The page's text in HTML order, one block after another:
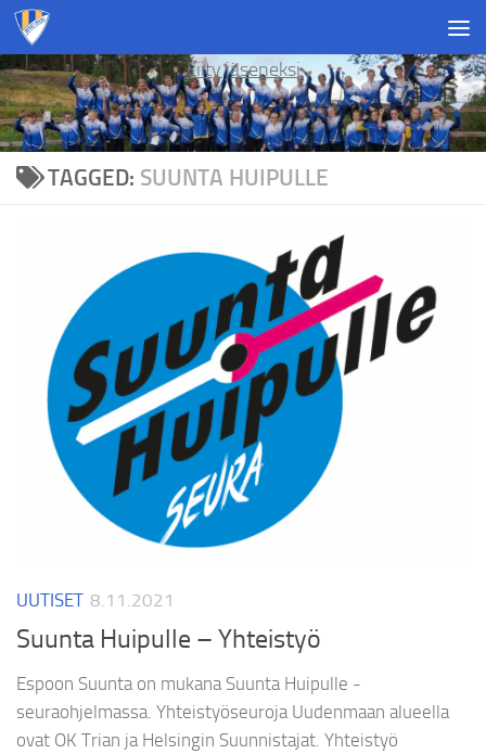
Skip to content
Liity jäseneksi
TAGGED: SUUNTA HUIPULLE
UUTISET 8.11.2021
Suunta Huipulle – Yhteistyö
Espoon Suunta on mukana Suunta Huipulle -
seuraohjelmassa. Yhteistyöseuroja Uudenmaan alueella
ovat OK Trian ja Helsingin Suunnistajat. Yhteistyö